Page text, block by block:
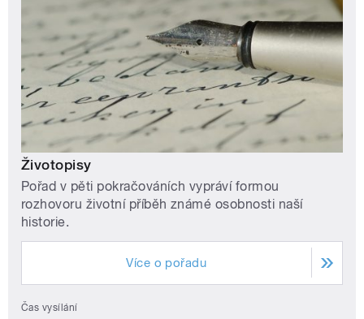
Životopisy
Pořad v pěti pokračováních vypráví formou
rozhovoru životní příběh známé osobnosti naší
historie.
Více o pořadu
Čas vysílání